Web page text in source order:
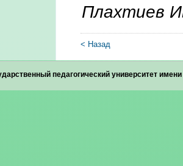
Плахтиев
< Назад
педагогический университет